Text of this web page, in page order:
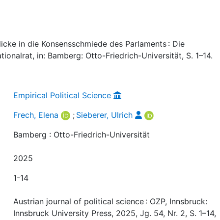
in die Konsensschmiede des Parlaments : Die
in: Bamberg: Otto-Friedrich-Universität, S. 1–14.
Empirical Political Science
Frech, Elena
; Sieberer, Ulrich
Bamberg : Otto-Friedrich-Universität
2025
1-14
Austrian journal of political science : OZP, Innsbruck:
Innsbruck University Press, 2025, Jg. 54, Nr. 2, S. 1–14,